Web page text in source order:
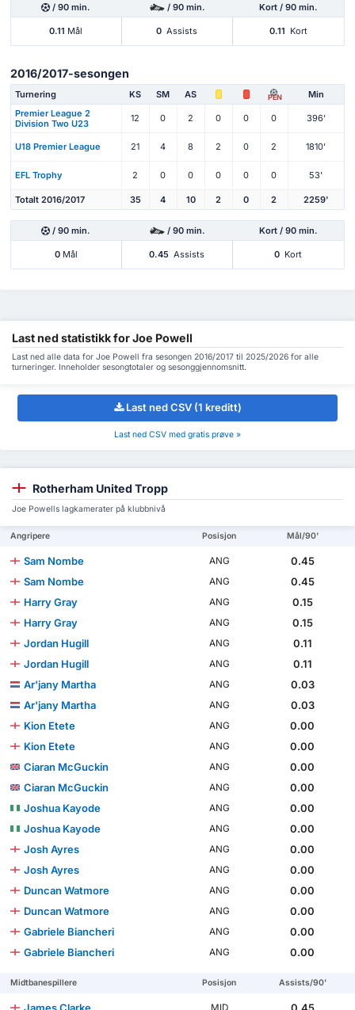
/ 90 min. / 90 min. Kort / 90 min.
0.11 Mål 0 Assists 0.11 Kort
2016/2017-sesongen
Turnering KS SM AS PEN
Min
Premier League 2
Division Two U23
12 0 2 0 0 0 396'
U18 Premier League 21 4 8 2 0 2 1810'
EFL Trophy 2 0 0 0 0 0 53'
Totalt 2016/2017 35 4 10 2 0 2 2259'
/ 90 min. / 90 min. Kort / 90 min.
0Mål 0.45 Assists 0 Kort
Last ned statistikk for Joe Powell
Last ned alle data for Joe Powell fra sesongen 2016/2017 til 2025/2026 for alle
turneringer. Inneholder sesongtotaler og sesonggjennomsnitt.
Last ned CSV (1 kreditt)
Last ned CSV med gratis prøve »
Rotherham United Tropp
Joe Powells lagkamerater på klubbnivå
Angripere Posisjon Mål/90'
Sam Nombe ANG
0.45
Sam Nombe
ANG
0.45
Harry Gray
ANG
0.15
Harry Gray
ANG
0.15
Jordan Hugill
ANG
0.11
Jordan Hugill
ANG
0.11
Ar'jany Martha
ANG
0.03
Ar'jany Martha
ANG
0.03
Kion Etete
ANG
0.00
Kion Etete
ANG
0.00
Ciaran McGuckin
ANG
0.00
Ciaran McGuckin
ANG
0.00
Joshua Kayode
ANG
0.00
Joshua Kayode
ANG
0.00
Josh Ayres
ANG
0.00
Josh Ayres
ANG
0.00
Duncan Watmore
ANG
0.00
Duncan Watmore
ANG
0.00
Gabriele Biancheri
ANG
0.00
Gabriele Biancheri
ANG 0.00
Midtbanespillere Posisjon Assists/90'